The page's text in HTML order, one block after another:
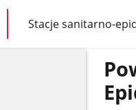
gov.pl
gov.pl
Stacje sanitarno-
gov.pl
Stacje
sanitarno-
epidemiologiczne